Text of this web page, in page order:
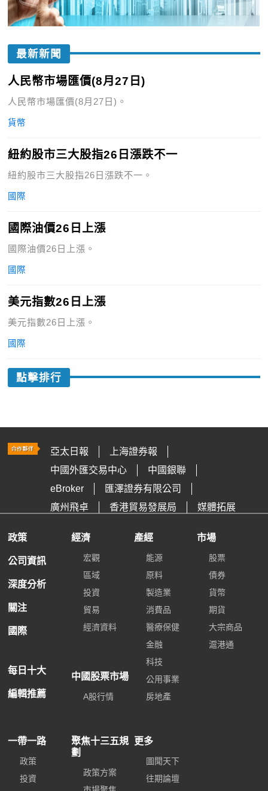
最新新聞
人民幣市場匯價(8月27日)
人民幣市場匯價(8月27日)。
貨幣
紐約股市三大股指26日漲跌不一
紐約股市三大股指26日漲跌不一。
國際
國際油價26日上漲
國際油價26日上漲。
國際
美元指數26日上漲
美元指數26日上漲。
國際
點擊排行
亞太日報
上海證券報
中國外匯交易中心
中國銀聯
eBroker
匯澤證券有限公司
廣州飛卓
香港貿易發展局 媒體拓展
政策
公司資訊
深度分析
關注
國際
每日十大
編輯推薦
經濟
宏觀
區域
投資
貿易
經濟資料
中國股票市場
A股行情
產經
能源
原料
製造業
消費品
醫療保健
金融
科技
公用事業
房地產
市場
股票
債券
貨幣
期貨
大宗商品
滬港通
一帶一路
政策
投資
聚焦十三五規
劃
政策方案
更多
圖聞天下
往期論壇